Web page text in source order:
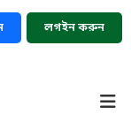
লগইন করুন